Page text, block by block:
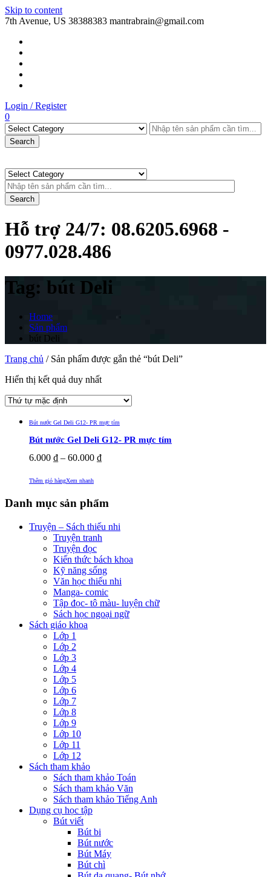
Skip to content
7th Avenue, US 38388383 mantrabrain@gmail.com
Login / Register
0
Search
Search
Hỗ trợ 24/7: 08.6205.6968 -
0977.028.486
Tag: bút Deli
Home
Sản phẩm
bút Deli
Trang chủ / Sản phẩm được gắn thẻ “bút Deli”
Hiển thị kết quả duy nhất
Bút nước Gel Deli G12- PR mực tím
Bút nước Gel Deli G12- PR mực tím
6.000 ₫ – 60.000 ₫
Thêm giỏ hàngXem nhanh
Danh mục sản phẩm
Truyện – Sách thiếu nhi
Truyện tranh
Truyện đọc
Kiến thức bách khoa
Kỹ năng sống
Văn học thiếu nhi
Manga- comic
Tập đọc- tô màu- luyện chữ
Sách học ngoại ngữ
Sách giáo khoa
Lớp 1
Lớp 2
Lớp 3
Lớp 4
Lớp 5
Lớp 6
Lớp 7
Lớp 8
Lớp 9
Lớp 10
Lớp 11
Lớp 12
Sách tham khảo
Sách tham khảo Toán
Sách tham khảo Văn
Sách tham khảo Tiếng Anh
Dụng cụ học tập
Bút viết
Bút bi
Bút nước
Bút Máy
Bút chì